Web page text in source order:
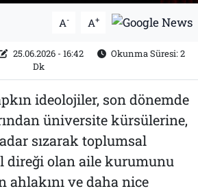
A- A+
25.06.2026 - 16:42
Okunma Süresi: 2
Dk
ideolojiler, son dönemde
üniversite kürsülerine,
sızarak toplumsal
direği olan aile kurumunu
ve daha nice